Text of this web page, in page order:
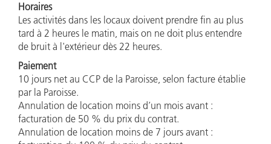
Horaires
Les activités dans les locaux doivent prendre fin au plus
tard à 2 heures le matin, mais on ne doit plus entendre
de bruit à l'extérieur dès 22 heures.
Paiement
10 jours net au CCP de la Paroisse, selon facture établie
par la Paroisse.
Annulation de location moins d’un mois avant :
facturation de 50 % du prix du contrat.
Annulation de location moins de 7 jours avant :